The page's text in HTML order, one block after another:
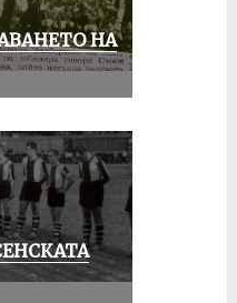
НА